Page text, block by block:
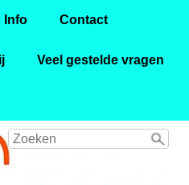
Info Contact
Veel gestelde vragen